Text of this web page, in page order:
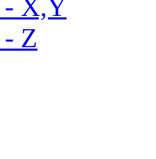
- X,Y
Z